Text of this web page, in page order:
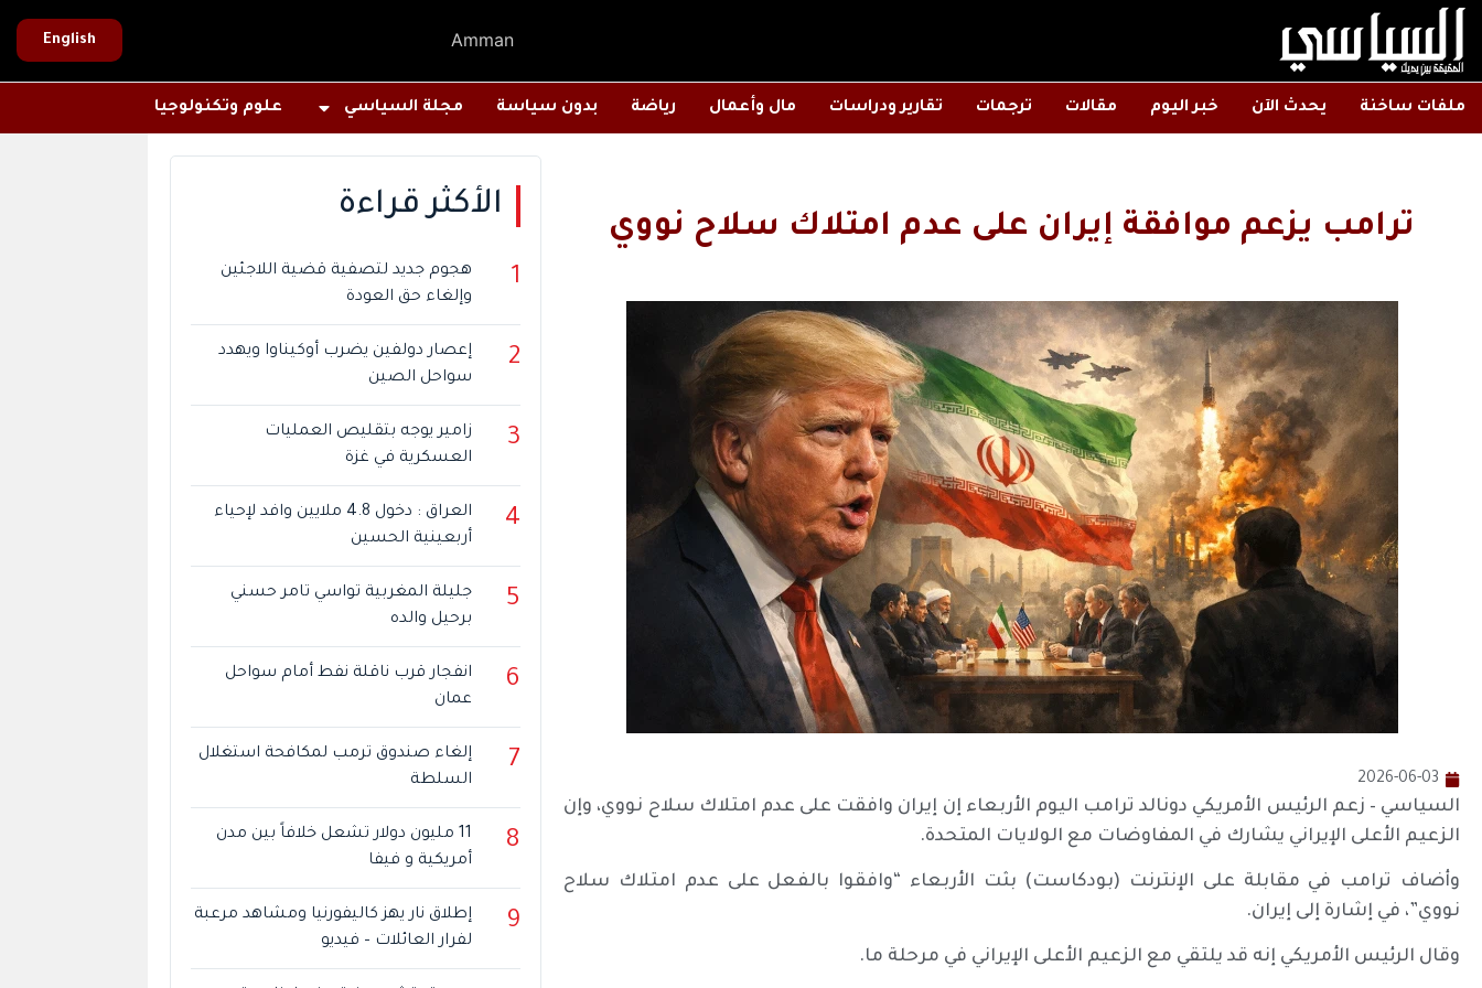
Amman
English
ملفات ساخنة يحدث الآن خبر اليوم مقالات ترجمات تقارير ودراسات مال وأعمال رياضة بدون سياسة مجلة السياسي علوم وتكنولوجيا
ترامب يزعم موافقة إيران على عدم امتلاك سلاح نووي
2026-06-03
السياسي – زعم الرئيس الأمريكي دونالد ترامب اليوم الأربعاء إن إيران وافقت على عدم امتلاك سلاح نووي، وإن
الزعيم الأعلى الإيراني يشارك في المفاوضات مع الولايات المتحدة.
وأضاف ترامب في مقابلة على الإنترنت (بودكاست) بثت الأربعاء “وافقوا بالفعل على عدم امتلاك سلاح
نووي”، في إشارة إلى إيران.
وقال الرئيس الأمريكي إنه قد يلتقي مع الزعيم الأعلى الإيراني في مرحلة ما.
الأكثر قراءة
1
هجوم جديد لتصفية قضية اللاجئين
وإلغاء حق العودة
2
إعصار دولفين يضرب أوكيناوا ويهدد
سواحل الصين
3
زامير يوجه بتقليص العمليات
العسكرية في غزة
4
العراق : دخول 4.8 ملايين وافد لإحياء
أربعينية الحسين
5
جليلة المغربية تواسي تامر حسني
برحيل والده
6
انفجار قرب ناقلة نفط أمام سواحل
عمان
7
إلغاء صندوق ترمب لمكافحة استغلال
السلطة
8
11 مليون دولار تشعل خلافاً بين مدن
أمريكية و فيفا
9
إطلاق نار يهز كاليفورنيا ومشاهد مرعبة
لفرار العائلات – فيديو